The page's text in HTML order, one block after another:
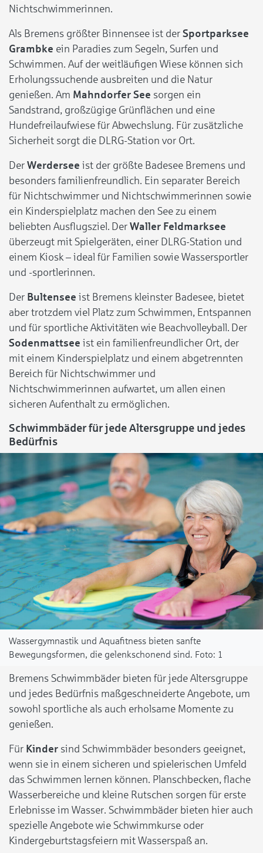
Nichtschwimmerinnen.
Als Bremens größter Binnensee ist der Sportparksee
Grambke ein Paradies zum Segeln, Surfen und
Schwimmen. Auf der weitläufigen Wiese können sich
Erholungssuchende ausbreiten und die Natur
genießen. Am Mahndorfer See sorgen ein
Sandstrand, großzügige Grünflächen und eine
Hundefreilaufwiese für Abwechslung. Für zusätzliche
Sicherheit sorgt die DLRG-Station vor Ort.
Der Werdersee ist der größte Badesee Bremens und
besonders familienfreundlich. Ein separater Bereich
für Nichtschwimmer und Nichtschwimmerinnen sowie
ein Kinderspielplatz machen den See zu einem
beliebten Ausflugsziel. Der Waller Feldmarksee
überzeugt mit Spielgeräten, einer DLRG-Station und
einem Kiosk – ideal für Familien sowie Wassersportler
und -sportlerinnen.
Der Bultensee ist Bremens kleinster Badesee, bietet
aber trotzdem viel Platz zum Schwimmen, Entspannen
und für sportliche Aktivitäten wie Beachvolleyball. Der
Sodenmattsee ist ein familienfreundlicher Ort, der
mit einem Kinderspielplatz und einem abgetrennten
Bereich für Nichtschwimmer und
Nichtschwimmerinnen aufwartet, um allen einen
sicheren Aufenthalt zu ermöglichen.
Schwimmbäder für jede Altersgruppe und jedes
Bedürfnis
Wassergymnastik und Aquafitness bieten sanfte
Bewegungsformen, die gelenkschonend sind.
1
Bremens Schwimmbäder bieten für jede Altersgruppe
und jedes Bedürfnis maßgeschneiderte Angebote, um
sowohl sportliche als auch erholsame Momente zu
genießen.
Für Kinder sind Schwimmbäder besonders geeignet,
wenn sie in einem sicheren und spielerischen Umfeld
das Schwimmen lernen können. Planschbecken, flache
Wasserbereiche und kleine Rutschen sorgen für erste
Erlebnisse im Wasser. Schwimmbäder bieten hier auch
spezielle Angebote wie Schwimmkurse oder
Kindergeburtstagsfeiern mit Wasserspaß an.